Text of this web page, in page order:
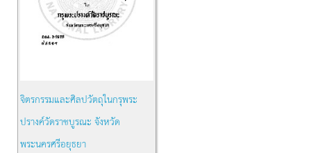
จิตรกรรมและศิลปวัตถุในกรุพระ
ปรางค์วัดราชบูรณะ จังหวัด
พระนครศรีอยุธยา